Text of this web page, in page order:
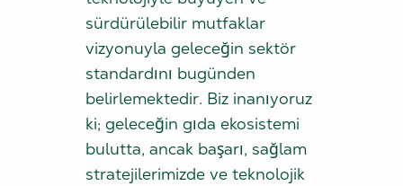
sürdürülebilir mutfaklar
vizyonuyla geleceğin sektör
standardını bugünden
belirlemektedir. Biz inanıyoruz
ki; geleceğin gıda ekosistemi
bulutta, ancak başarı, sağlam
stratejilerimizde ve teknolojik